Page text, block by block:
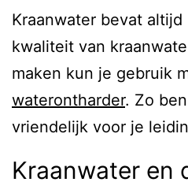
Kraanwater bevat altijd
kwaliteit van
maken kun je gebruik
waterontharder. Zo
vriendelijk voor je
Kraanwater en